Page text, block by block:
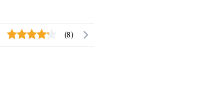
(8)